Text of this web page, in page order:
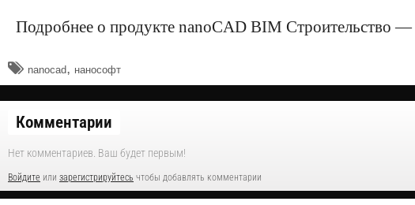
Подробнее о продукте nanoCAD BIM Строительство —
nanocad, нанософт
Комментарии
Нет комментариев. Ваш будет первым!
Войдите или зарегистрируйтесь чтобы добавлять комментарии